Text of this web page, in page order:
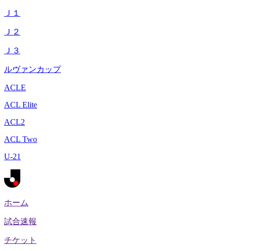
Ｊ１
Ｊ２
Ｊ３
ルヴァンカップ
ACLE
ACL Elite
ACL2
ACL Two
U-21
ホーム
試合速報
チケット